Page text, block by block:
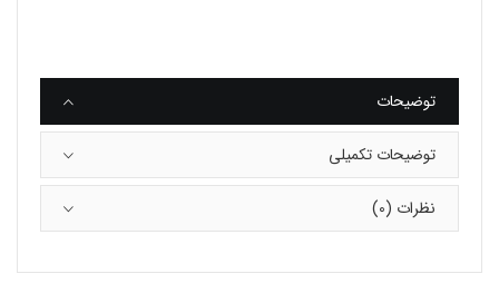
توضیحات
توضیحات تکمیلی
نظرات (0)